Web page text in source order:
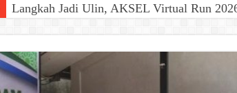
Langkah Jadi Ulin, AKSEL Virtual Run